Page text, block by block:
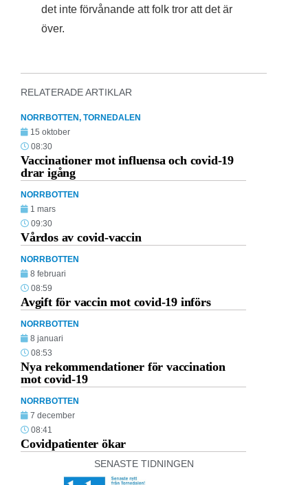
det inte förvånande att folk tror att det är
över.
RELATERADE ARTIKLAR
NORRBOTTEN, TORNEDALEN
15 oktober
08:30
Vaccinationer mot influensa och covid-19
drar igång
NORRBOTTEN
1 mars
09:30
Vårdos av covid-vaccin
NORRBOTTEN
8 februari
08:59
Avgift för vaccin mot covid-19 införs
NORRBOTTEN
8 januari
08:53
Nya rekommendationer för vaccination
mot covid-19
NORRBOTTEN
7 december
08:41
Covidpatienter ökar
SENASTE TIDNINGEN